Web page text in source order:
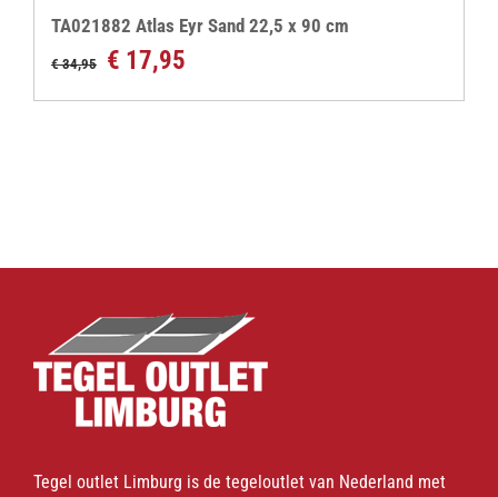
TA021882 Atlas Eyr Sand 22,5 x 90 cm
€34,95
Oorspronkelijke
€ 17,95Huidige
Tegel outlet Limburg is de tegeloutlet van Nederland met